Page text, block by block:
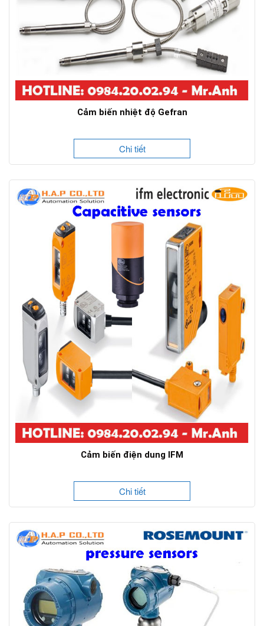
Cảm biến nhiệt độ Gefran
Chi tiết
Cảm biến điện dung IFM
Chi tiết